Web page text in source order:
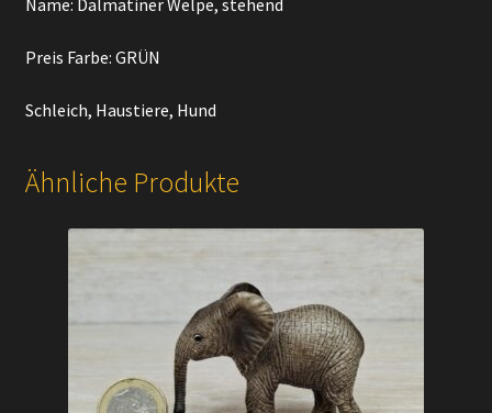
Name: Dalmatiner Welpe, stehend
Preis Farbe: GRÜN
Schleich, Haustiere, Hund
Ähnliche Produkte